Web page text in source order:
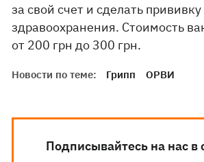
за свой счет и сделать
здравоохранения. Стоимость
от 200 грн до 300 грн.
Новости по теме: Грипп ОРВИ
Подписывайтесь на нас в